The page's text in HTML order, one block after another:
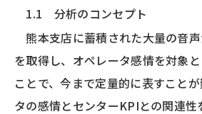
1.1 分析のコンセプト
熊本支店に蓄積された大量の音
を取得し、オペレータ感情を対象
ことで、今まで定量的に表すこと
タの感情とセンターKPIとの関連